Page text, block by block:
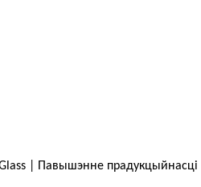
| Павышэнне прадукцыйнасці |